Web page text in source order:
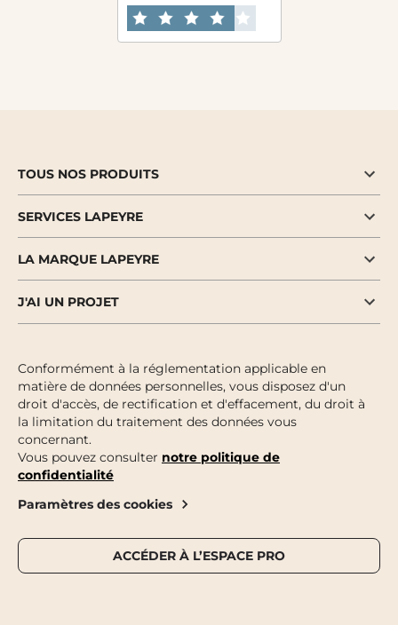
TOUS NOS PRODUITS
SERVICES LAPEYRE
LA MARQUE LAPEYRE
J'AI UN PROJET
Conformément à la réglementation applicable en
matière de données personnelles, vous disposez d'un
droit d'accès, de rectification et d'effacement, du droit à
la limitation du traitement des données vous
concernant.
Vous pouvez consulter notre politique de
confidentialité
Paramètres des cookies
ACCÉDER À L’ESPACE PRO